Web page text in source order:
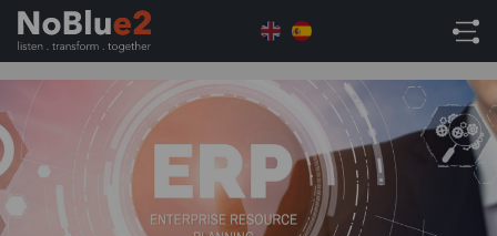
Home Uncategorised
Exprima al Máximo su
Software ERP